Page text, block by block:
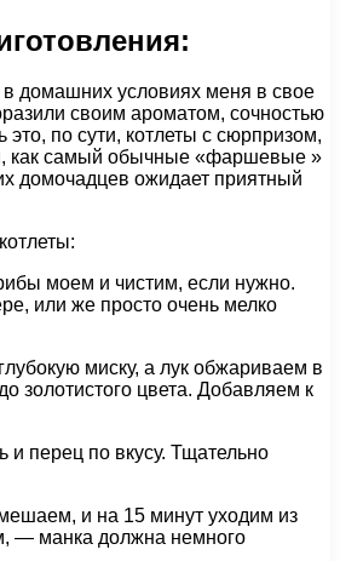
в домашних условиях меня в свое
своим ароматом, сочностью
по сути, котлеты с сюрпризом,
как самый обычные «фаршевые »
домочадцев ожидает приятный
моем и чистим, если нужно.
или же просто очень мелко
миску, а лук обжариваем в
золотистого цвета. Добавляем к
и перец по вкусу. Тщательно
и на 15 минут уходим из
— манка должна немного